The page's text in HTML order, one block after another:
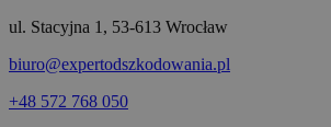
ul. Stacyjna 1, 53-613 Wrocław
biuro@expertodszkodowania.pl
+48 572 768 050